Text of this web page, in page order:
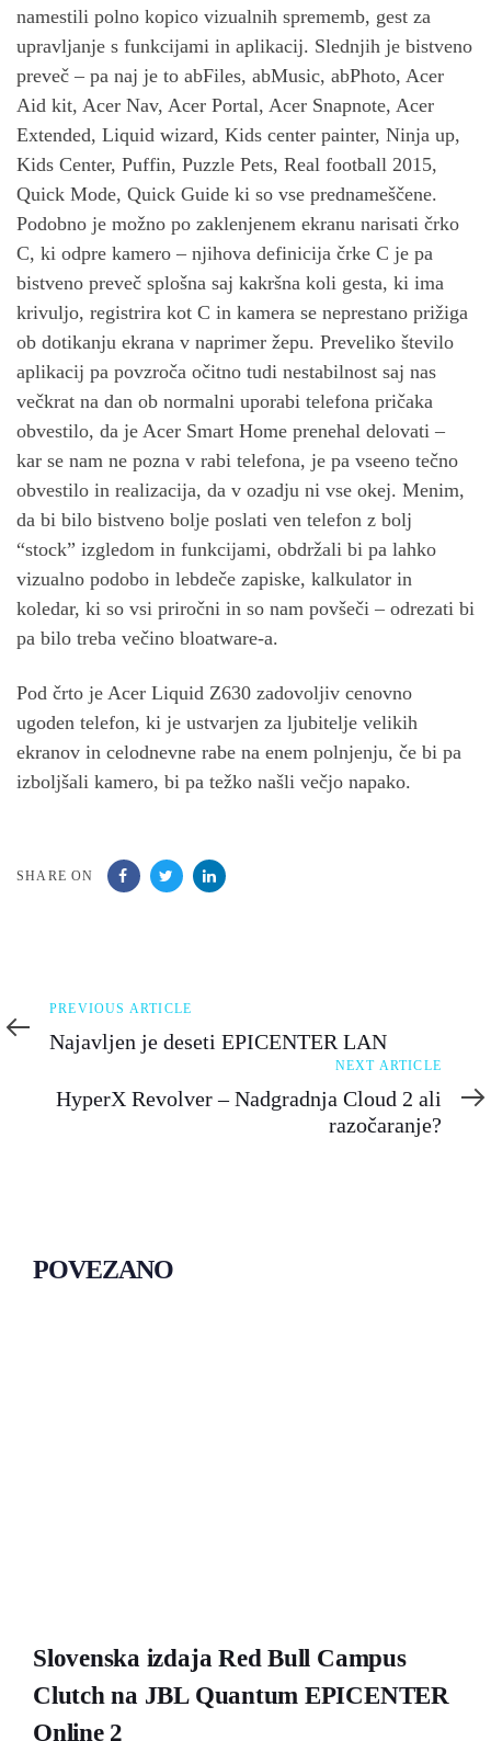
namestili polno kopico vizualnih sprememb, gest za
upravljanje s funkcijami in aplikacij. Slednjih je bistveno
preveč – pa naj je to abFiles, abMusic, abPhoto, Acer
Aid kit, Acer Nav, Acer Portal, Acer Snapnote, Acer
Extended, Liquid wizard, Kids center painter, Ninja up,
Kids Center, Puffin, Puzzle Pets, Real football 2015,
Quick Mode, Quick Guide ki so vse prednameščene.
Podobno je možno po zaklenjenem ekranu narisati črko
C, ki odpre kamero – njihova definicija črke C je pa
bistveno preveč splošna saj kakršna koli gesta, ki ima
krivuljo, registrira kot C in kamera se neprestano prižiga
ob dotikanju ekrana v naprimer žepu. Preveliko število
aplikacij pa povzroča očitno tudi nestabilnost saj nas
večkrat na dan ob normalni uporabi telefona pričaka
obvestilo, da je Acer Smart Home prenehal delovati –
kar se nam ne pozna v rabi telefona, je pa vseeno tečno
obvestilo in realizacija, da v ozadju ni vse okej. Menim,
da bi bilo bistveno bolje poslati ven telefon z bolj
“stock” izgledom in funkcijami, obdržali bi pa lahko
vizualno podobo in lebdeče zapiske, kalkulator in
koledar, ki so vsi priročni in so nam povšeči – odrezati bi
pa bilo treba večino bloatware-a.
Pod črto je Acer Liquid Z630 zadovoljiv cenovno
ugoden telefon, ki je ustvarjen za ljubitelje velikih
ekranov in celodnevne rabe na enem polnjenju, če bi pa
izboljšali kamero, bi pa težko našli večjo napako.
SHARE ON
Previous
Article
PREVIOUS ARTICLE
Najavljen je deseti EPICENTER LAN
Article
NEXT ARTICLE
HyperX Revolver – Nadgradnja Cloud 2 ali
razočaranje?
POVEZANO
Slovenska izdaja Red Bull Campus
Clutch na JBL Quantum EPICENTER
Online 2